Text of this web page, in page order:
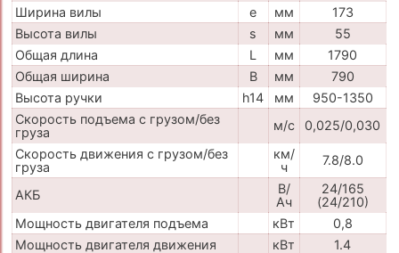
Ширина вилы
e мм
173
Высота вилы
s мм
55
Общая длина
L мм
1790
Общая ширина
B мм
790
Высота ручки
h14 мм
950-1350
Скорость подъема с грузом/без
груза
м/с
0,025/0,030
Скорость движения с грузом/без
груза
км/
ч
7.8/8.0
АКБ
В/
Ач
24/165
(24/210)
Мощность двигателя подъема
кВт
0,8
Мощность двигателя движения
кВт
1.4